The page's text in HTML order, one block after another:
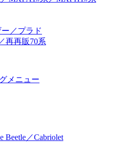
／プラド
再再販70系
メニュー
Beetle／Cabriolet